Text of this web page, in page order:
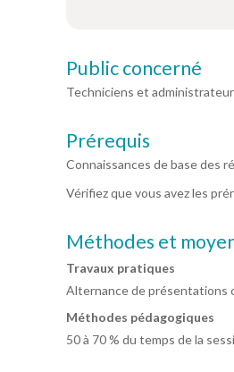
Public concerné
Techniciens et
Prérequis
Connaissances de base des
Vérifiez que vous avez les
Méthodes et
Travaux pratiques
Alternance de présentations
Méthodes pédagogiques
50 à 70 % du temps de la